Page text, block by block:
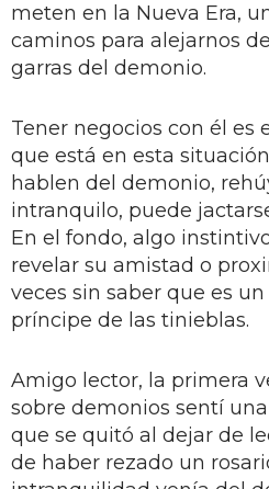
meten en la Nueva Era,
caminos para alejarnos
garras del demonio.
Tener negocios con él es
que está en esta
hablen del demonio,
intranquilo, puede
En el fondo, algo
revelar su amistad o
veces sin saber que es
príncipe de las tinieblas.
Amigo lector, la primera
sobre demonios sentí
que se quitó al dejar de
de haber rezado un